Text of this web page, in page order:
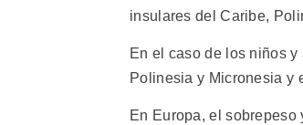
insulares del Caribe,
En el caso de los niños
Polinesia y Micronesia y
En Europa, el